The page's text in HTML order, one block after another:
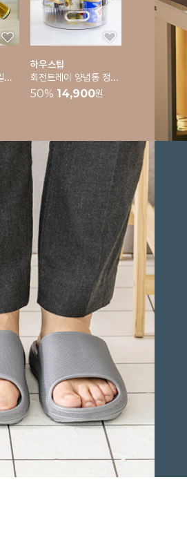
[바겐슈타이거] 오일스프레이 1p
하우스팁
회전트레이 양념통 정리대 냉장고정리 트레이 주방정리
50% 14,900원